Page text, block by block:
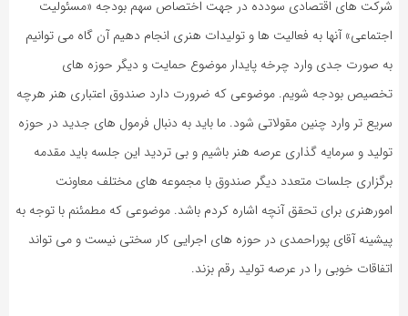
شرکت های اقتصادی سودده در جهت اختصاص سهم بودجه «مسئولیت
اجتماعی» آنها به فعالیت ها و تولیدات هنری انجام دهیم آن گاه می توانیم
به صورت جدی وارد چرخه پایدار موضوع حمایت و دیگر حوزه های
تخصیص بودجه شویم. موضوعی که ضرورت دارد صندوق اعتباری هنر هرچه
سریع تر وارد چنین مقولاتی شود. ما باید به دنبال فرمول های جدید در حوزه
تولید و سرمایه گذاری عرصه هنر باشیم و بی تردید این جلسه باید مقدمه
برگزاری جلسات متعدد دیگر صندوق با مجموعه های مختلف معاونت
امورهنری برای تحقق آنچه اشاره کردم باشد. موضوعی که مطمئنم با توجه به
پیشینه آقای پوراحمدی در حوزه های اجرایی کار سختی نیست و می تواند
اتفاقات خوبی را در عرصه تولید رقم بزند.